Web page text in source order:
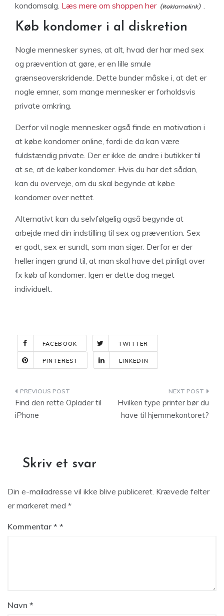
kondomsalg. Læs mere om shoppen her .
Køb kondomer i al diskretion
Nogle mennesker synes, at alt, hvad der har med sex
og prævention at gøre, er en lille smule
grænseoverskridende. Dette bunder måske i, at det er
nogle emner, som mange mennesker er forholdsvis
private omkring.
Derfor vil nogle mennesker også finde en motivation i
at købe kondomer online, fordi de da kan være
fuldstændig private. Der er ikke de andre i butikker til
at se, at de køber kondomer. Hvis du har det sådan,
kan du overveje, om du skal begynde at købe
kondomer over nettet.
Alternativt kan du selvfølgelig også begynde at
arbejde med din indstilling til sex og prævention. Sex
er godt, sex er sundt, som man siger. Derfor er der
heller ingen grund til, at man skal have det pinligt over
fx køb af kondomer. Igen er dette dog meget
individuelt.
FACEBOOK TWITTER
PINTEREST LINKEDIN
Indlægsnavigation
Find den rette Oplader til
iPhone
Hvilken type printer bør du
have til hjemmekontoret?
Skriv et svar
Din e-mailadresse vil ikke blive publiceret. Krævede felter
er markeret med *
Kommentar *
Navn *